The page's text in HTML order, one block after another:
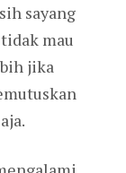
sayang
mau
jika